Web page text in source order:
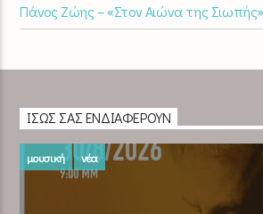
Πάνος Ζώης – «Στον Αιώνα της
ΊΣΩΣ ΣΑΣ ΕΝΔΙΑΦΈΡΟΥΝ
μουσική νέα